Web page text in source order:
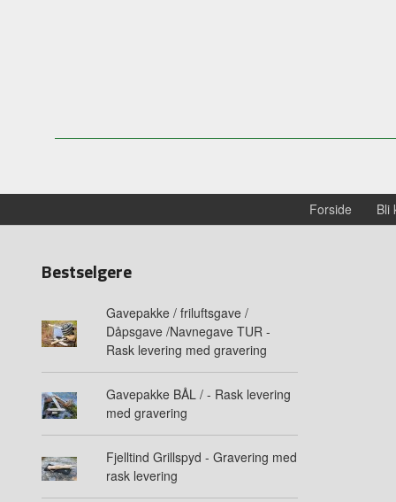
Forside Bli
Bestselgere
Gavepakke / friluftsgave /
Dåpsgave /Navnegave TUR -
Rask levering med gravering
Gavepakke BÅL / - Rask levering
med gravering
Fjelltind Grillspyd - Gravering med
rask levering